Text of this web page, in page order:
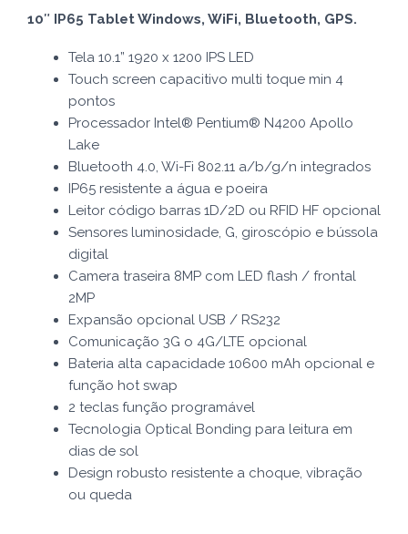
10″ IP65 Tablet Windows, WiFi, Bluetooth, GPS.
Tela 10.1” 1920 x 1200 IPS LED
Touch screen capacitivo multi toque min 4
pontos
Processador Intel® Pentium® N4200 Apollo
Lake
Bluetooth 4.0, Wi-Fi 802.11 a/b/g/n integrados
IP65 resistente a água e poeira
Leitor código barras 1D/2D ou RFID HF opcional
Sensores luminosidade, G, giroscópio e bússola
digital
Camera traseira 8MP com LED flash / frontal
2MP
Expansão opcional USB / RS232
Comunicação 3G o 4G/LTE opcional
Bateria alta capacidade 10600 mAh opcional e
função hot swap
2 teclas função programável
Tecnologia Optical Bonding para leitura em
dias de sol
Design robusto resistente a choque, vibração
ou queda